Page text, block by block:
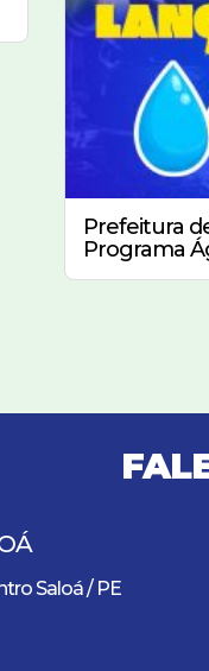
Prefeitura
Programa
Saloá / PE